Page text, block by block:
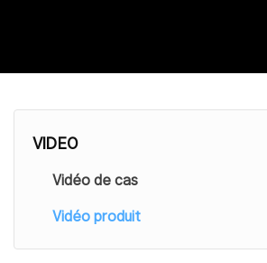
VIDEO
Vidéo de cas
Vidéo produit